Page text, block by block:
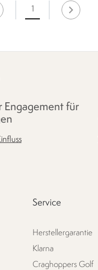
1
Engagement für
Service
Herstellergarantie
Klarna
Craghoppers Golf